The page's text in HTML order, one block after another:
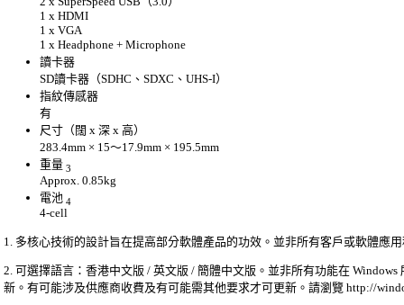
1 x HDMI
1 x VGA
1 x Headphone + Microphone
讀卡器
SD讀卡器（SDHC、SDXC、UHS-I）
指紋傳感器
有
尺寸（闊 x 深 x 高）
283.4mm × 15～17.9mm × 195.5mm
重量 3
Approx. 0.85kg
電池 4
4-cell
1. 多核心技術的設計旨在提高部分軟體產品的功效。並非所有客戶或軟體應
2. 可選擇語言：香港中文版 / 英文版 / 簡體中文版。並非所有功能在
新。有可能涉及供應商收費及有可能需其他要求才可更新。請瀏覽 http://